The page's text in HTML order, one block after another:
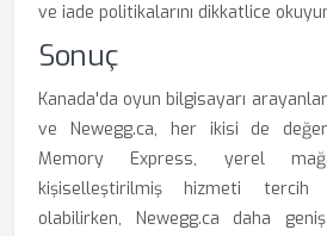
ve iade politikalarını dikkatlice
Sonuç
Kanada'da oyun bilgisayarı
ve Newegg.ca, her ikisi de
Memory Express, yerel
kişiselleştirilmiş hizmeti
olabilirken, Newegg.ca daha